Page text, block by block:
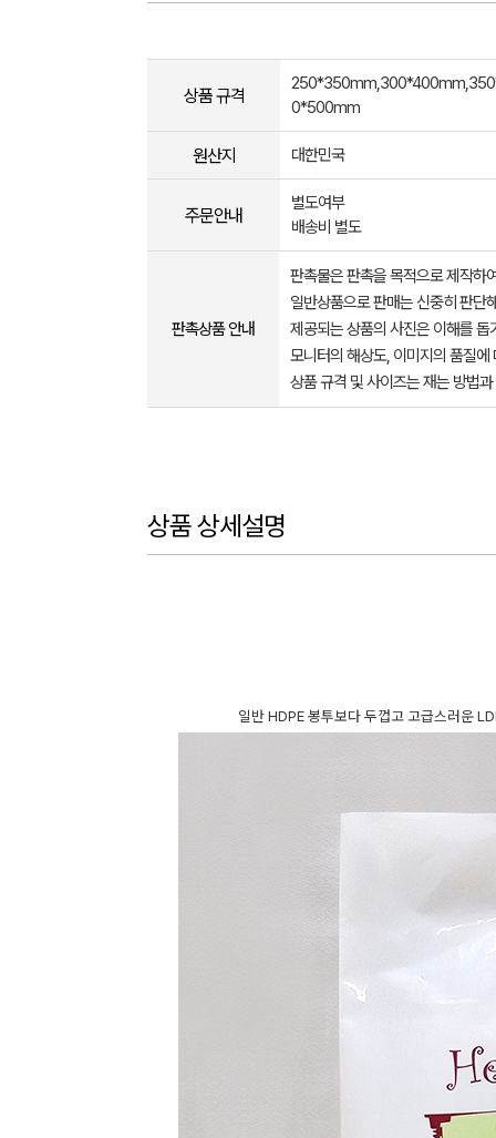
상품 규격
0*500mm
원산지 대한민국
주문안내
별도여부
배송비 별도
판촉상품 안내
판촉물은 판촉을 목적으로 제작하
일반상품으로 판매는 신중히 판단
제공되는 상품의 사진은 이해를
모니터의 해상도, 이미지의 품질
상품 규격 및 사이즈는 재는 방법
상품 상세설명
일반 HDPE 봉투보다 두껍고 고급스러운